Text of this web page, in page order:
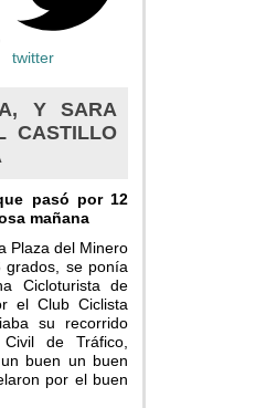
twitter
Y SARA
CASTILLO
pasó por 12
mañana
Plaza del Minero
se ponía
Cicloturista de
el Club Ciclista
su recorrido
de Tráfico,
buen un buen
por el buen